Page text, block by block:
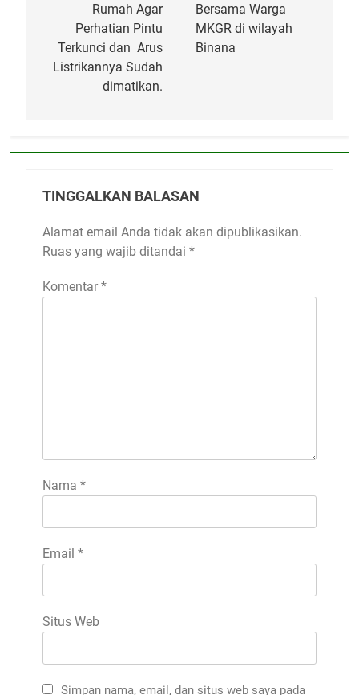
Rumah Agar
Perhatian Pintu
Terkunci dan Arus
Listrikannya Sudah
dimatikan.
Bersama Warga
MKGR di wilayah
Binana
TINGGALKAN BALASAN
Alamat email Anda tidak akan dipublikasikan.
Ruas yang wajib ditandai *
Komentar *
Nama *
Email *
Situs Web
Simpan nama, email, dan situs web saya pada